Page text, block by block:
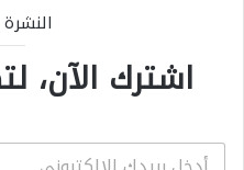
اشترك الآن،
E